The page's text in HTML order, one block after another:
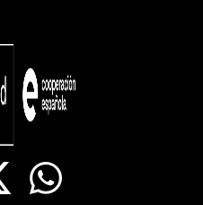
Whatsapp